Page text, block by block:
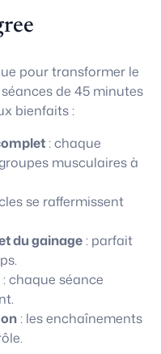
pour transformer le
de 45 minutes
bienfaits :
: chaque
musculaires à
se raffermissent
du gainage: parfait
: chaque séance
: les enchaînements